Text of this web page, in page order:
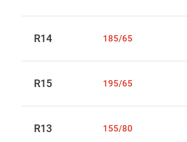
R14 185/65
R15 195/65
R13 155/80